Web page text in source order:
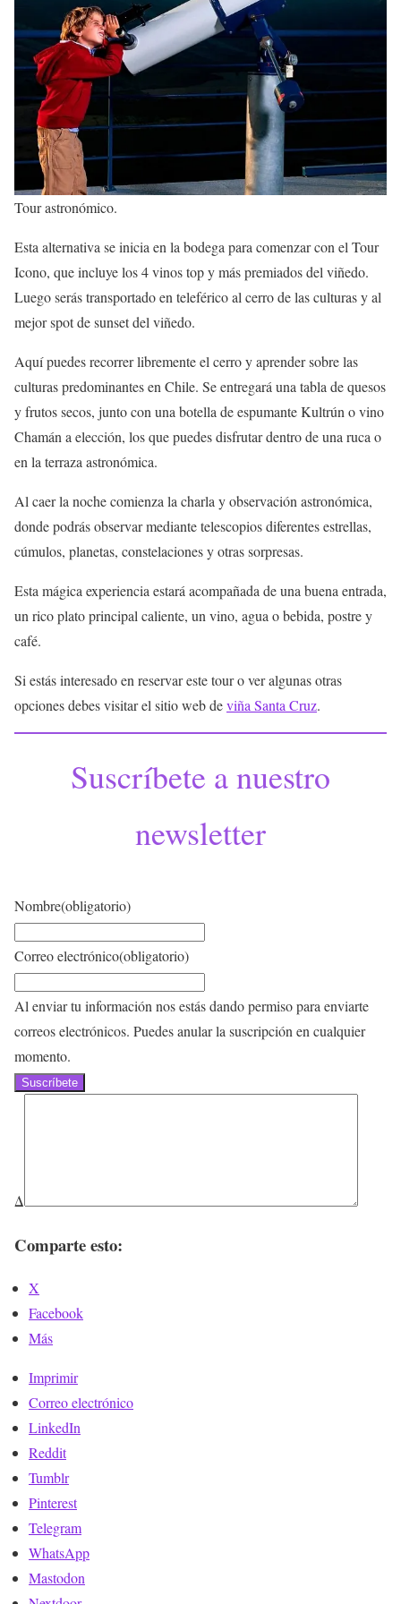
Tour astronómico.
Esta alternativa se inicia en la bodega para comenzar con el Tour
Icono, que incluye los 4 vinos top y más premiados del viñedo.
Luego serás transportado en teleférico al cerro de las culturas y al
mejor spot de sunset del viñedo.
Aquí puedes recorrer libremente el cerro y aprender sobre las
culturas predominantes en Chile. Se entregará una tabla de quesos
y frutos secos, junto con una botella de espumante Kultrún o vino
Chamán a elección, los que puedes disfrutar dentro de una ruca o
en la terraza astronómica.
Al caer la noche comienza la charla y observación astronómica,
donde podrás observar mediante telescopios diferentes estrellas,
cúmulos, planetas, constelaciones y otras sorpresas.
Esta mágica experiencia estará acompañada de una buena entrada,
un rico plato principal caliente, un vino, agua o bebida, postre y
café.
Si estás interesado en reservar este tour o ver algunas otras
opciones debes visitar el sitio web deviña Santa Cruz.
Suscríbete a nuestro
newsletter
Nombre(obligatorio)
Correo electrónico(obligatorio)
Al enviar tu información nos estás dando permiso para enviarte
correos electrónicos. Puedes anular la suscripción en cualquier
momento.
Suscríbete
Δ
Comparte esto:
X
Facebook
Más
Imprimir
Correo electrónico
LinkedIn
Reddit
Tumblr
Pinterest
Telegram
WhatsApp
Mastodon